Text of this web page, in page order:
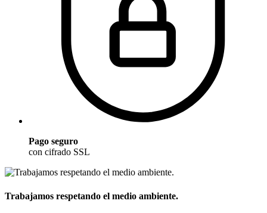
Pago seguro
con cifrado SSL
Trabajamos respetando el medio ambiente.